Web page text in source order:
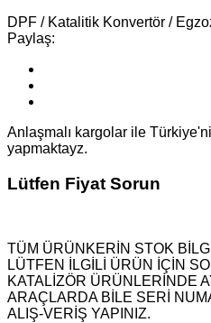
DPF / Katalitik Konvertör /
Paylaş:
Anlaşmalı kargolar ile
yapmaktayz.
Lütfen Fiyat Sorun
TÜM ÜRÜNKERİN STOK
LÜTFEN İLGİLİ ÜRÜN İÇİN
KATALİZÖR ÜRÜNLERİNDE
ARAÇLARDA BİLE SERİ
ALIŞ-VERİŞ YAPINIZ.